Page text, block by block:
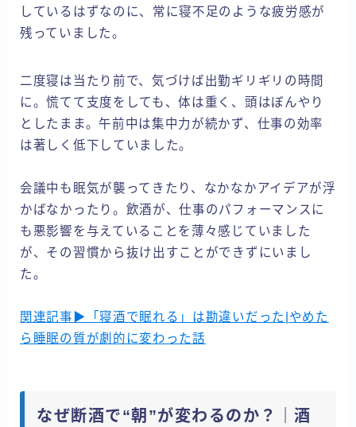
しているはずなのに、常に寝不足のような疲労感が
残っていました。
二度寝は当たり前で、気づけば出勤ギリギリの時間
に。慌てて支度をしても、体は重く、頭はぼんやり
としたまま。午前中は集中力が続かず、仕事の効率
は著しく低下していました。
会議中も眠気が襲ってきたり、なかなかアイデアが浮
かばなかったり。飲酒が、仕事のパフォーマンスに
も悪影響を与えていることを薄々感じていました
が、その習慣から抜け出すことができずにいまし
た。
関連記事▶「寝酒で眠れる」は勘違いだった|やめた
ら睡眠の質が劇的に変わった話
なぜ断酒で“朝”が変わるのか？｜酒